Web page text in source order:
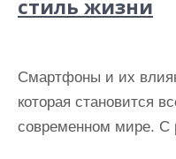
стиль жизни
Смартфоны и их
которая становится
современном мире. С